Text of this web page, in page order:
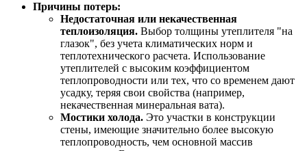
Причины потерь:
Недостаточная или некачественная
теплоизоляция. Выбор толщины утеплителя "на
глазок", без учета климатических норм и
теплотехнического расчета. Использование
утеплителей с высоким коэффициентом
теплопроводности или тех, что со временем дают
усадку, теряя свои свойства (например,
некачественная минеральная вата).
Мостики холода. Это участки в конструкции
стены, имеющие значительно более высокую
теплопроводность, чем основной массив